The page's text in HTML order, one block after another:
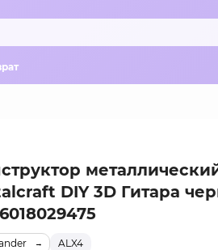
DIY 3D Гитара
ALX4